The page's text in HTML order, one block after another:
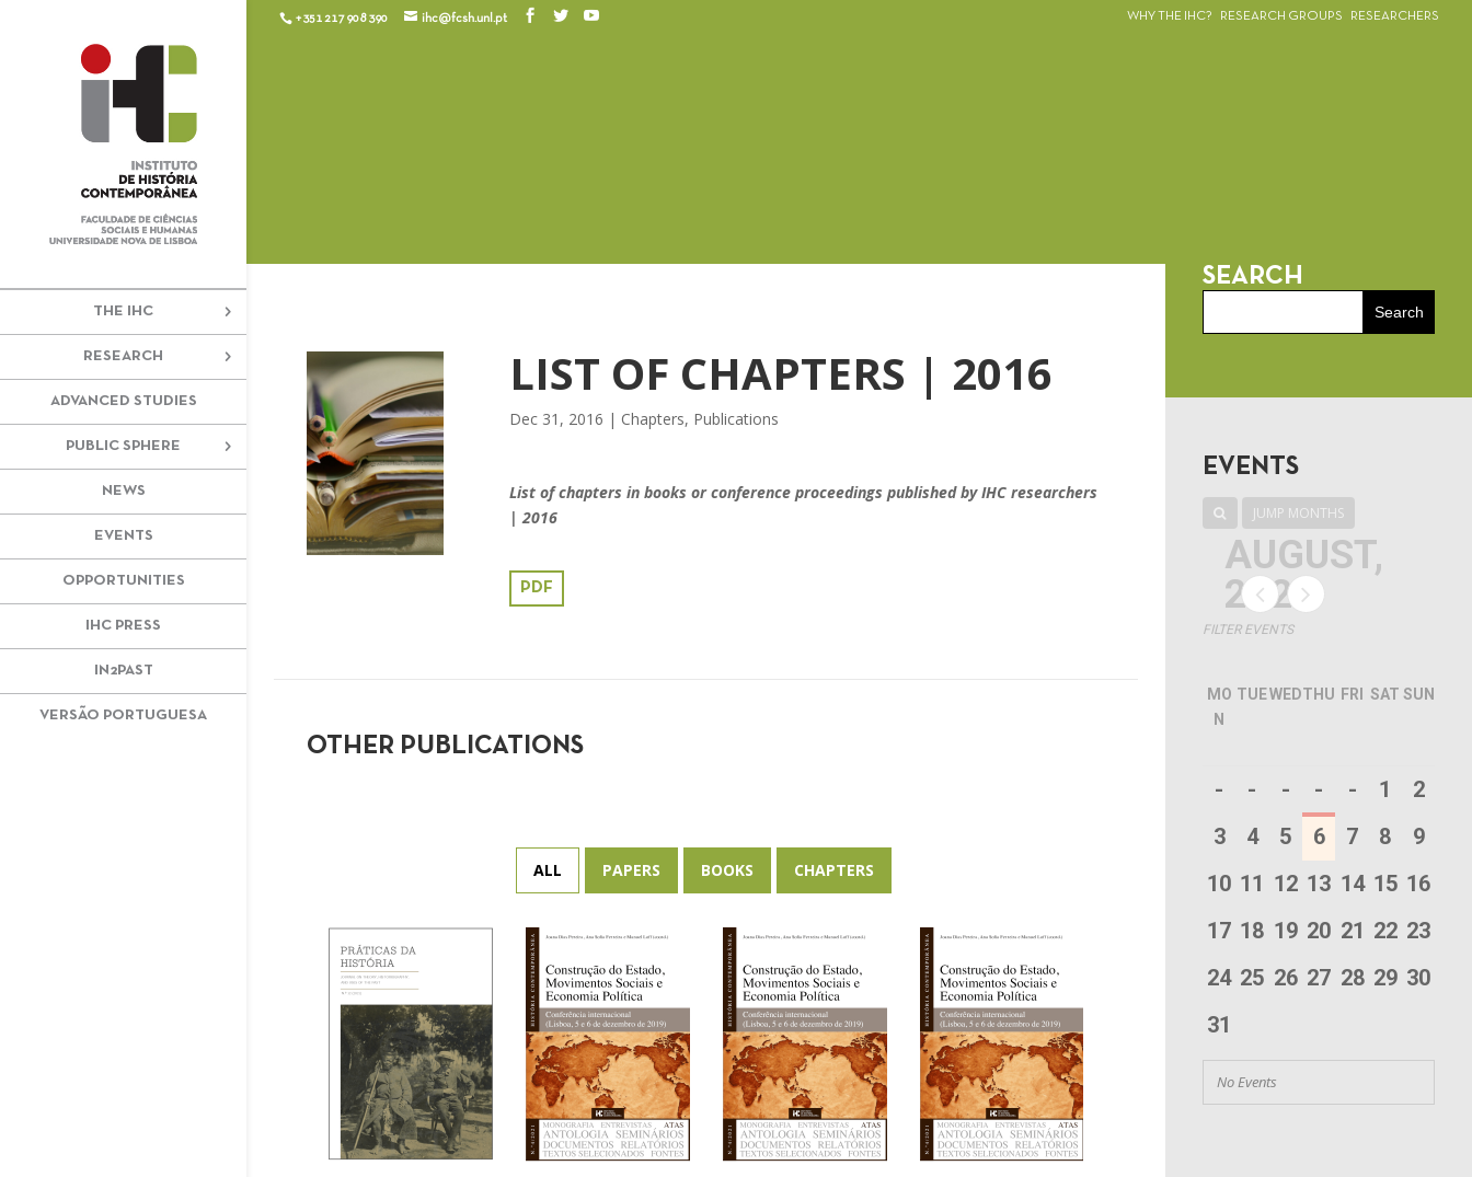
+351 217 908 390 ihc@fcsh.unl.pt WHY THE IHC? RESEARCH GROUPS RESEARCHERS
THE IHC
RESEARCH
ADVANCED STUDIES
PUBLIC SPHERE
NEWS
EVENTS
OPPORTUNITIES
IHC PRESS
IN2PAST
VERSÃO PORTUGUESA
LIST OF CHAPTERS | 2016
Dec 31, 2016 | Chapters, Publications
List of chapters in books or conference proceedings published by IHC researchers
| 2016
PDF
OTHER PUBLICATIONS
ALL PAPERS BOOKS CHAPTERS
SEARCH
EVENTS
JUMP MONTHS
AUGUST,
2026
FILTER EVENTS
MO
N
TUEWEDTHU FRI SAT SUN
- - - - - 1
2
3
4 5 6 7 8
9
10 11 12 13 14 15 16
17 18 19 20 21 22 23
24 25 26 27 28 29 30
31
No Events